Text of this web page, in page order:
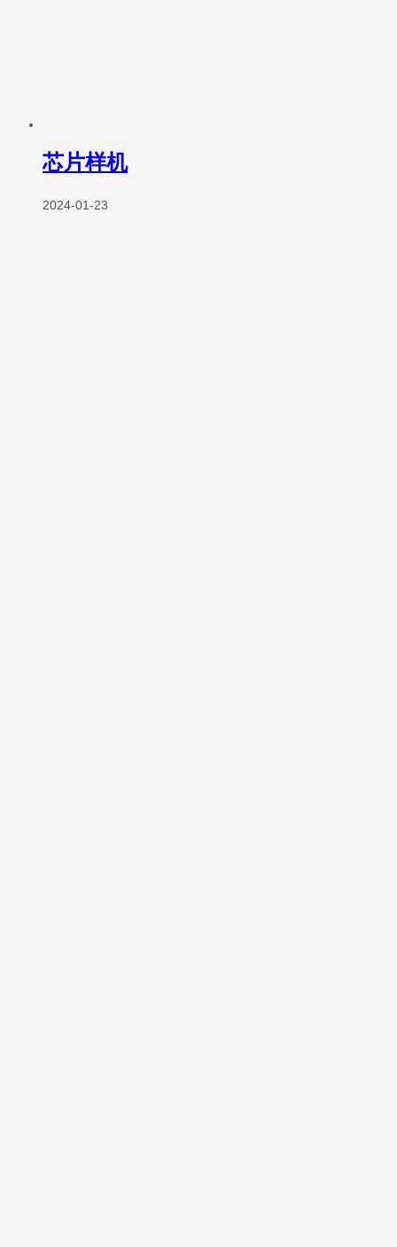
芯片样机
2024-01-23